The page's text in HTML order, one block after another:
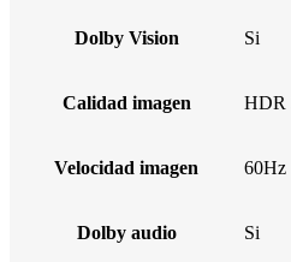
Dolby Vision Si
Calidad imagen HDR
Velocidad imagen 60Hz
Dolby audio Si